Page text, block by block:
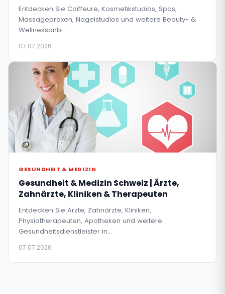
Entdecken Sie Coiffeure, Kosmetikstudios, Spas,
Massagepraxen, Nagelstudios und weitere Beauty- &
Wellnessanbi…
07.07.2026
GESUNDHEIT & MEDIZIN
Gesundheit & Medizin Schweiz | Ärzte,
Zahnärzte, Kliniken & Therapeuten
Entdecken Sie Ärzte, Zahnärzte, Kliniken,
Physiotherapeuten, Apotheken und weitere
Gesundheitsdienstleister in…
07.07.2026